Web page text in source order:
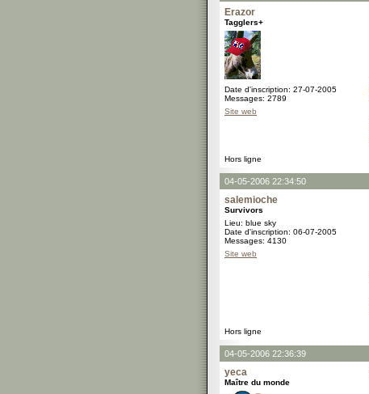
Erazor
Tagglers+
Date d'inscription: 27-07-2005
Messages: 2789
Site web
Hors ligne
04-05-2006 22:34:50
salemioche
Survivors
Lieu: blue sky
Date d'inscription: 06-07-2005
Messages: 4130
Site web
Hors ligne
04-05-2006 22:36:39
yeca
Maître du monde